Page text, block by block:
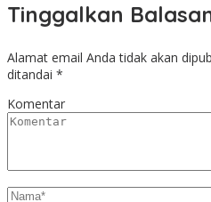
Tinggalkan
Alamat email Anda tidak akan
ditandai *
Komentar